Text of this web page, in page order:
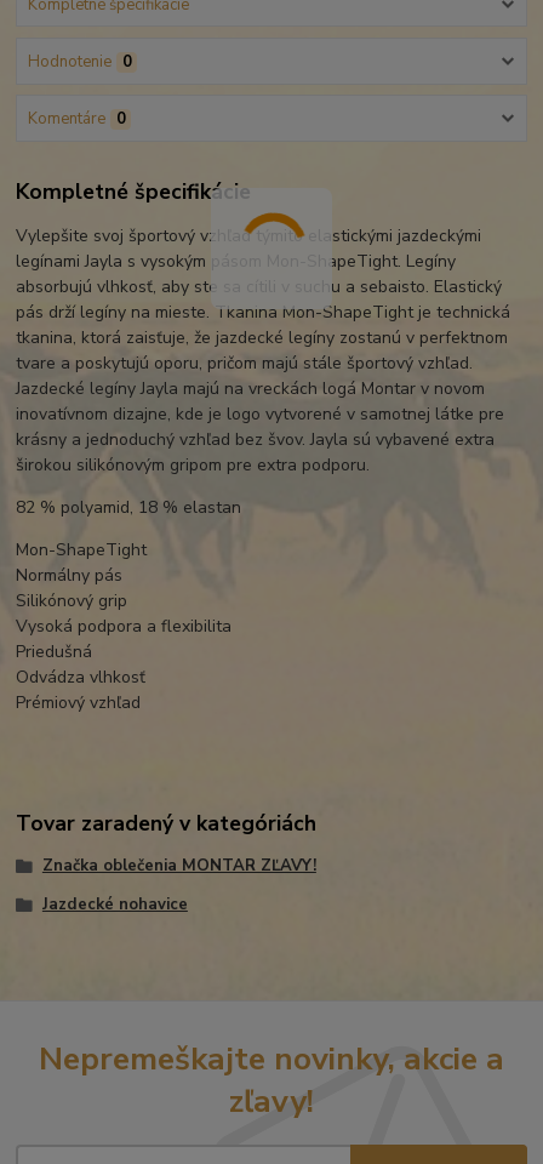
Kompletné špecifikácie
Hodnotenie 0
Komentáre 0
Kompletné špecifikácie
Vylepšite svoj športový vzhľad týmito elastickými jazdeckými
legínami Jayla s vysokým pásom Mon-ShapeTight. Legíny
absorbujú vlhkosť, aby ste sa cítili v suchu a sebaisto. Elastický
pás drží legíny na mieste. Tkanina Mon-ShapeTight je technická
tkanina, ktorá zaisťuje, že jazdecké legíny zostanú v perfektnom
tvare a poskytujú oporu, pričom majú stále športový vzhľad.
Jazdecké legíny Jayla majú na vreckách logá Montar v novom
inovatívnom dizajne, kde je logo vytvorené v samotnej látke pre
krásny a jednoduchý vzhľad bez švov. Jayla sú vybavené extra
širokou silikónovým gripom pre extra podporu.
82 % polyamid, 18 % elastan
Mon-ShapeTight
Normálny pás
Silikónový grip
Vysoká podpora a flexibilita
Priedušná
Odvádza vlhkosť
Prémiový vzhľad
Tovar zaradený v kategóriách
Značka oblečenia MONTAR ZĽAVY!
Jazdecké nohavice
Nepremeškajte novinky, akcie a
zľavy!